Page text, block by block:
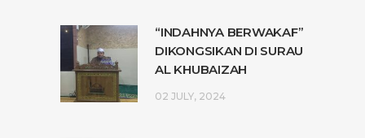
“INDAHNYA BERWAKAF”
DIKONGSIKAN DI SURAU
AL KHUBAIZAH
02 JULY, 2024